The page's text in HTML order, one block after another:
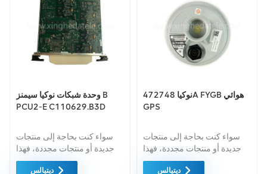
وحدة شبكات نوكيا سيمنز B
PCU2-E C110629.B3D
سواء كنت بحاجة إلى منتجات
جديدة أو منتجات مجددة، فهذا
أمر شامل الضمان كمعيار. نحن
ديتيالس
نوكيا 472748A FYGB هوائي
GPS
سواء كنت بحاجة إلى منتجات
جديدة أو منتجات مجددة، فهذا
أمر شامل الضمان كمعيار. نحن
ديتيالس